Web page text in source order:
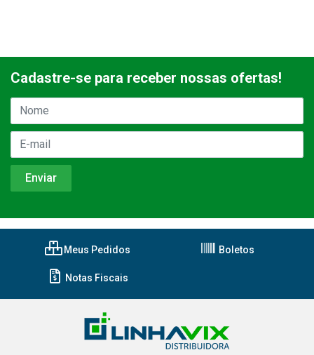
Cadastre-se para receber nossas ofertas!
Meus Pedidos Boletos
Notas Fiscais